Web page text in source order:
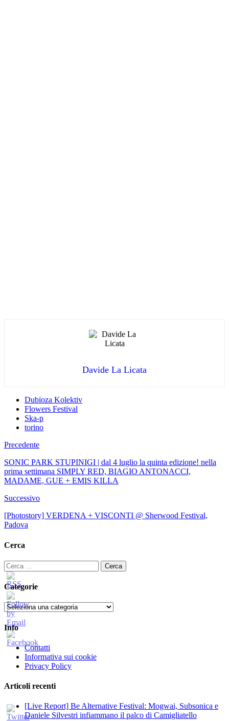
Davide La Licata
Dubioza Kolektiv
Flowers Festival
Ska-p
torino
Precedente
SONIC PARK STUPINIGI | dal 4 luglio la quinta edizione! nella
prima settimana SIMPLY RED, BIAGIO ANTONACCI,
MADAME, GUE + EMIS KILLA
Successivo
[Photostory] VERDENA + VISCONTI @ Sherwood Festival,
Padova
Cerca
Ricerca
per:
Categorie
Categorie
Info
Contatti
Informativa sui cookie
Privacy Policy
Articoli recenti
[Live Report] Be Alternative Festival: Mogwai, Subsonica e
Daniele Silvestri infiammano il palco di Camigliatello